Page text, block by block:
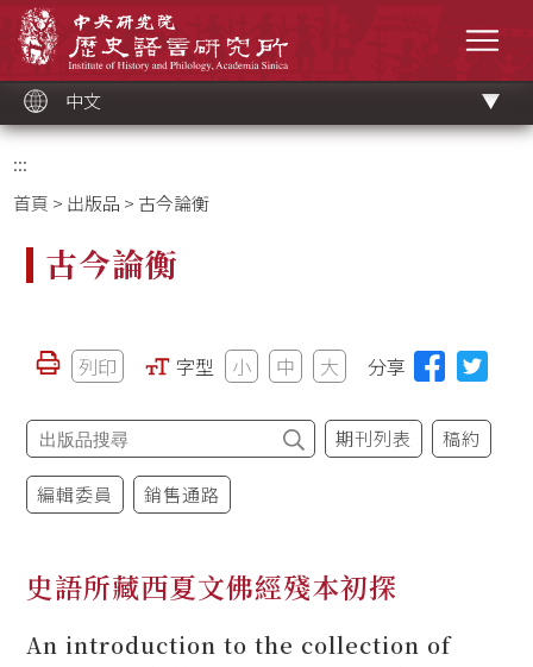
中文
:::
首頁 > 出版品 > 古今論衡
古今論衡
列印 字型 小 中 大 分享
期刊列表 稿約
編輯委員 銷售通路
史語所藏西夏文佛經殘本初探
An introduction to the collection of